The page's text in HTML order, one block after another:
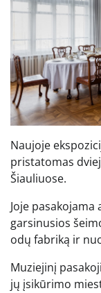
Naujoje
pristatomas
Šiauliuose.
Joje pasakojama
garsinusios
odų fabriką ir
Muziejinį
jų įsikūrimo